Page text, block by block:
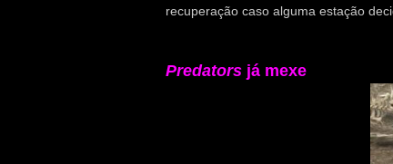
recuperação caso alguma estação
Predators já mexe